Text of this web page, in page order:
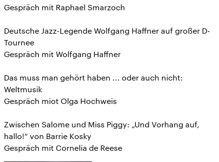
Gespräch mit Raphael Smarzoch
Deutsche Jazz-Legende Wolfgang Haffner auf großer D-
Tournee
Gespräch mit Wolfgang Haffner
Das muss man gehört haben ... oder auch nicht:
Weltmusik
Gespräch miot Olga Hochweis
Zwischen Salome und Miss Piggy: „Und Vorhang auf,
hallo!“ von Barrie Kosky
Gespräch mit Cornelia de Reese